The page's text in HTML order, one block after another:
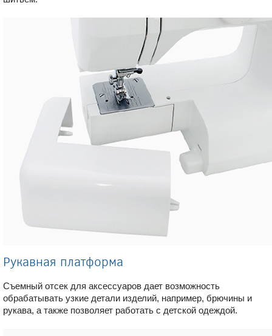
Рукавная платформа
Съемный отсек для аксессуаров дает возможность
обрабатывать узкие детали изделий, например, брючины и
рукава, а также позволяет работать с детской одеждой.